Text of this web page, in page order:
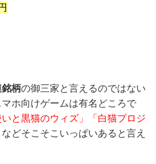
柄の御三家と言えるのではない
ホ向けゲームは有名どころで
と黒猫のウィズ」「白猫プロジ
などそこそこいっぱいあると言え